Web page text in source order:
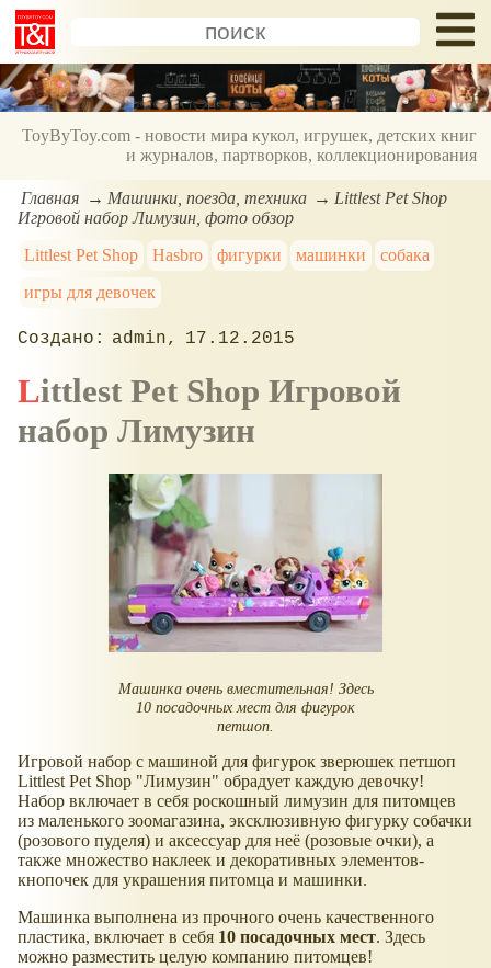
ToyByToy.com - новости мира кукол, игрушек, детских книг
и журналов, партворков, коллекционирования
Главная Машинки, поезда, техника
Littlest Pet Shop
Игровой набор Лимузин, фото обзор
Littlest Pet Shop
Hasbro фигурки машинки
собака
игры для девочек
admin 17.12.2015
Littlest Pet Shop Игровой
набор Лимузин
Машинка очень вместительная! Здесь
10 посадочных мест для фигурок
петшоп.
Игровой набор с машиной для фигурок зверюшек петшоп
Littlest Pet Shop "Лимузин" обрадует каждую девочку!
Набор включает в себя роскошный лимузин для питомцев
из маленького зоомагазина, эксклюзивную фигурку собачки
(розового пуделя) и аксессуар для неё (розовые очки), а
также множество наклеек и декоративных элементов-
кнопочек для украшения питомца и машинки.
Машинка выполнена из прочного очень качественного
пластика, включает в себя 10 посадочных мест. Здесь
можно разместить целую компанию питомцев!